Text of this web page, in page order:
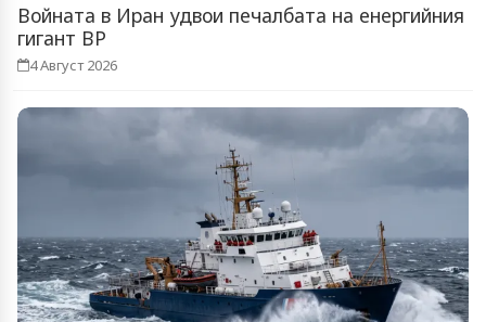
Войната в Иран удвои печалбата на енергийния
гигант BP
4 Август 2026